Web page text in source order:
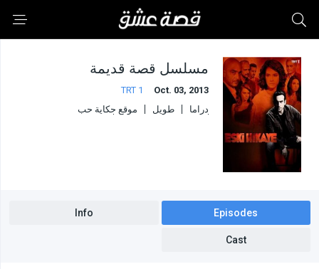
مسلسل قصة قديمة
Oct. 03, 2013
TRT 1
دراما
طويل
موقع حكاية حب
Episodes
Info
Cast